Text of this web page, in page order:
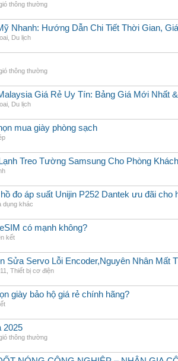
thông thường
Nhanh: Hướng Dẫn Chi Tiết Thời Gian,
Du lịch
thông thường
Giá Rẻ Uy Tín: Bảng Giá Mới Nhất
Du lịch
mua giày phòng sạch
Treo Tường Samsung Cho Phòng Khách
đo áp suất Unijin P252 Dantek ưu đãi cho
dụng khác
có mạnh không?
kết
Sửa Servo Lỗi Encoder,Nguyên Nhân Mất
Thiết bị cơ điện
giày bảo hộ giá rẻ chính hãng?
2025
thông thường